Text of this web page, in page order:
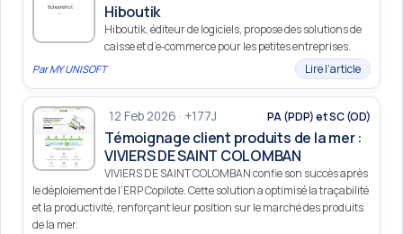
Hiboutik
Hiboutik, éditeur de logiciels, propose des solutions de
caisse et d’e‑commerce pour les petites entreprises.
ParMY UNISOFT Lire l’article
12 Feb 2026 · +177J PA (PDP) et SC (OD)
Témoignage client produits de la mer :
VIVIERS DE SAINT COLOMBAN
VIVIERS DE SAINT COLOMBAN confie son succès après
le déploiement de l’ERP Copilote. Cette solution a optimisé la traçabilité
et la productivité, renforçant leur position sur le marché des produits
de la mer.